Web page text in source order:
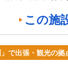
この施
で出張・観光の拠